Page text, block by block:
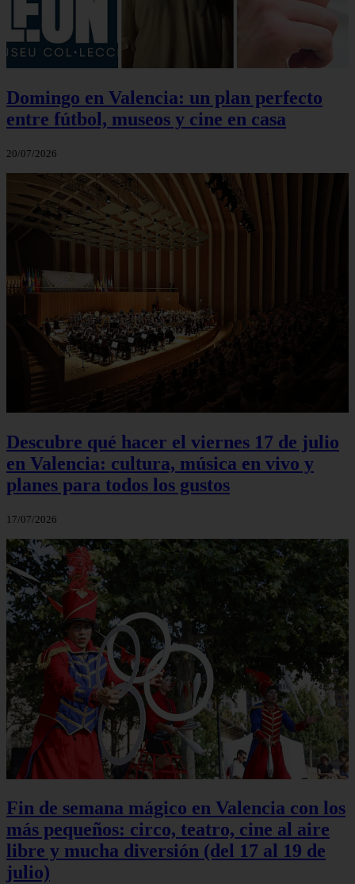
Domingo en Valencia: un plan perfecto
entre fútbol, museos y cine en casa
20/07/2026
Descubre qué hacer el viernes 17 de julio
en Valencia: cultura, música en vivo y
planes para todos los gustos
17/07/2026
Fin de semana mágico en Valencia con los
más pequeños: circo, teatro, cine al aire
libre y mucha diversión (del 17 al 19 de
julio)